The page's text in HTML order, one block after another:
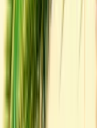
de grootste
werken hun
en neem
Vermeld dat
zijn dat de beste
zijn!